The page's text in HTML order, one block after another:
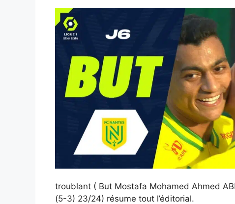
troublant ( But Mostafa Mohamed Ahmed
(5-3) 23/24) résume tout l’éditorial.